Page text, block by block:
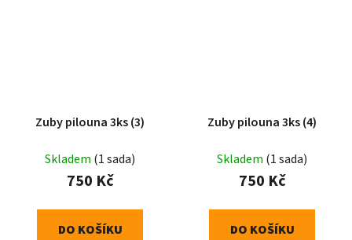
Zuby pilouna 3ks (3)
Skladem (1 sada)
750 Kč
DO KOŠÍKU
Zuby pilouna 3ks (4)
Skladem (1 sada)
750 Kč
DO KOŠÍKU